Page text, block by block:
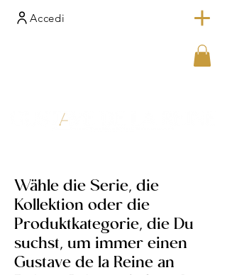
Accedi
Wähle die Serie, die
Kollektion oder die
Produktkategorie, die Du
suchst, um immer einen
Gustave de la Reine an